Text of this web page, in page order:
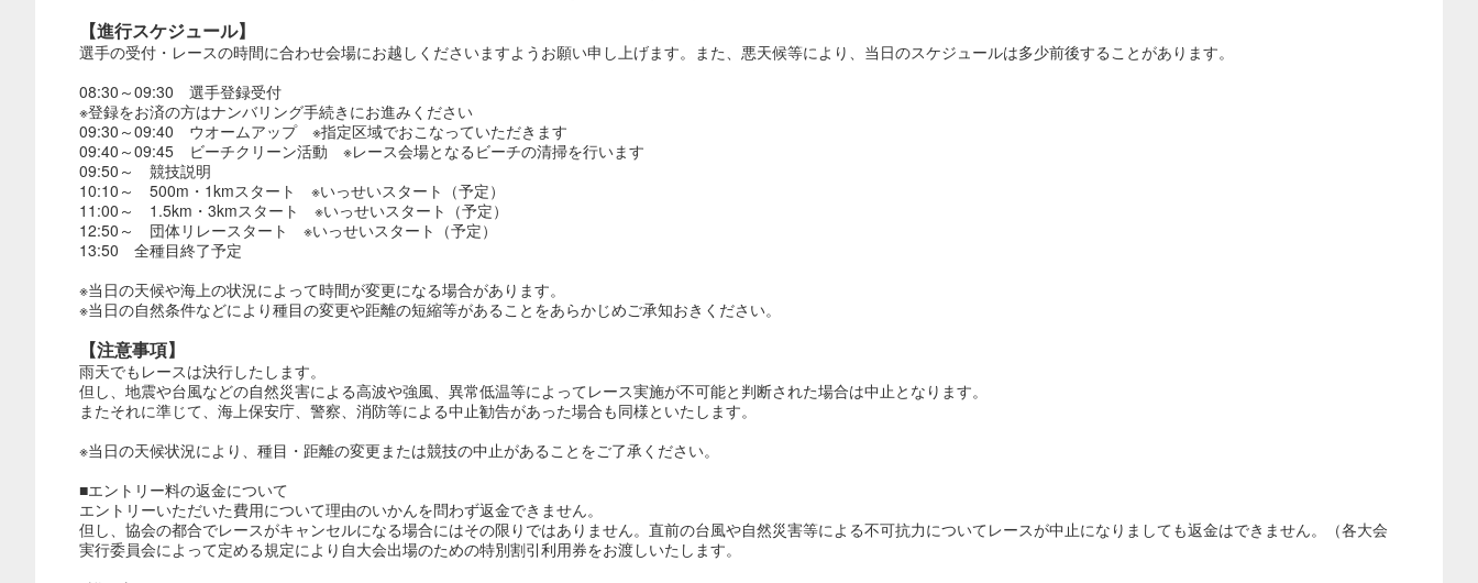
【進行スケジュール】
選手の受付・レースの時間に合わせ会場にお越しくださいますようお願い申し上げます。また、悪天候等により、当日のスケジュールは多少前後することがあります。
08:30～09:30 選手登録受付
※登録をお済の方はナンバリング手続きにお進みください
09:30～09:40 ウオームアップ ※指定区域でおこなっていただきます
09:40～09:45 ビーチクリーン活動 ※レース会場となるビーチの清掃を行います
09:50～ 競技説明
10:10～ 500m・1kmスタート ※いっせいスタート（予定）
11:00～ 1.5km・3kmスタート ※いっせいスタート（予定）
12:50～ 団体リレースタート ※いっせいスタート（予定）
13:50 全種目終了予定
※当日の天候や海上の状況によって時間が変更になる場合があります。
※当日の自然条件などにより種目の変更や距離の短縮等があることをあらかじめご承知おきください。
【注意事項】
雨天でもレースは決行したします。
但し、地震や台風などの自然災害による高波や強風、異常低温等によってレース実施が不可能と判断された場合は中止となります。
またそれに準じて、海上保安庁、警察、消防等による中止勧告があった場合も同様といたします。
※当日の天候状況により、種目・距離の変更または競技の中止があることをご了承ください。
■エントリー料の返金について
エントリーいただいた費用について理由のいかんを問わず返金できません。
但し、協会の都合でレースがキャンセルになる場合にはその限りではありません。直前の台風や自然災害等による不可抗力についてレースが中止になりましても返金はできません。（各大会
実行委員会によって定める規定により自大会出場のための特別割引利用券をお渡しいたします。